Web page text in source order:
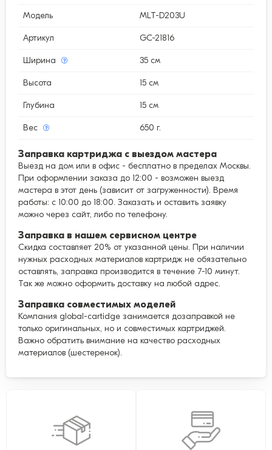
Модель MLT-D203U
Артикул GC-21816
Ширина 35 см
Высота 15 см
Глубина 15 см
Вес 650 г.
Заправка картриджа с выездом мастера
Выезд на дом или в офис - бесплатно в пределах Москвы.
При оформлении заказа до 12:00 - возможен выезд
мастера в этот день (зависит от загруженности). Время
работы: с 10:00 до 18:00. Заказать и оставить заявку
можно через сайт, либо по телефону.
Заправка в нашем сервисном центре
Скидка составляет 20% от указанной цены. При наличии
нужных расходных материалов картридж не обязательно
оставлять, заправка производится в течение 7-10 минут.
Так же можно оформить доставку на любой адрес.
Заправка совместимых моделей
Компания global-cartidge занимается дозаправкой не
только оригинальных, но и совместимых картриджей.
Важно обратить внимание на качество расходных
материалов (шестеренок).